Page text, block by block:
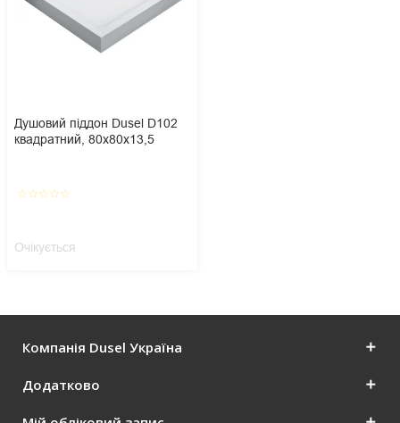
Душовий піддон Dusel D102
квадратний, 80х80х13,5
star_borderstar_borderstar_borderstar_borderstar_border
Очікується
Компанія Dusel Україна
Додатково